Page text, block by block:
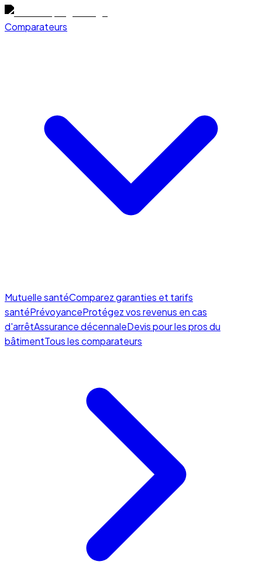
Comparateurs
Mutuelle santéComparez garanties et tarifs
santéPrévoyanceProtégez vos revenus en cas
d'arrêtAssurance décennaleDevis pour les pros du
bâtimentTous les comparateurs